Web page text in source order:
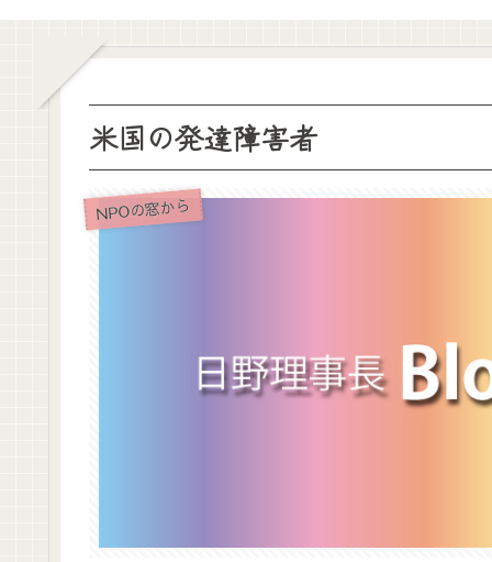
米国の発達障害者
NPOの窓から